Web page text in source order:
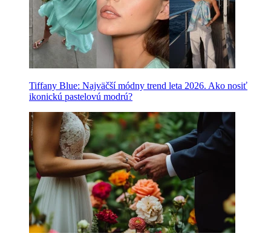
Tiffany Blue: Najväčší módny trend leta 2026. Ako nosiť
ikonickú pastelovú modrú?